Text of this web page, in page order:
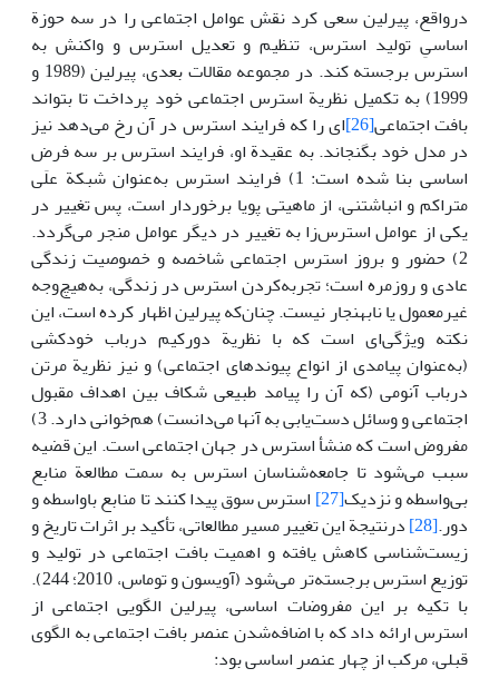
درواقع، پیرلین سعی کرد نقش عوامل اجتماعی را در سه حوزة
اساسیِ تولید استرس، تنظیم و تعدیل استرس و واکنش به
استرس برجسته کند. در مجموعه مقالات بعدی، پیرلین (1989 و
1999) به تکمیل نظریة استرس اجتماعی خود پرداخت تا بتواند
بافت اجتماعی[26]
‌ای را که فرایند استرس در آن رخ می‌دهد نیز
در مدل خود بگنجاند. به عقیدة او، فرایند استرس بر سه فرض
اساسی بنا شده است: 1) فرایند استرس به‌عنوان شبکة علَی
متراکم و انباشتنی، از ماهیتی پویا برخوردار است، پس تغییر در
یکی از عوامل استرس‌زا به تغییر در دیگر عوامل منجر می‌گردد.
2) حضور و بروز استرس اجتماعی شاخصه و خصوصیت زندگی
عادی و روزمره است؛ تجربه‌کردن استرس در زندگی، به‌هیچ‌وجه
غیرمعمول یا نابهنجار نیست. چنان‌که پیرلین اظهار کرده است، این
نکته ویژگی‌ای است که با نظریة دورکیم درباب خودکشی
(به‌عنوان پیامدی از انواع پیوندهای اجتماعی) و نیز نظریة مرتن
درباب آنومی (که آن را پیامد طبیعی شکاف بین اهداف مقبول
اجتماعی و وسائل دست‌یابی به آنها می‌دانست) هم‌خوانی دارد. 3)
مفروض است که منشأ استرس در جهان اجتماعی است. این قضیه
سبب می‌شود تا جامعه‌شناسان استرس به سمت مطالعة منابع
بی‌واسطه و نزدیک[27]
استرس سوق پیدا کنند تا منابع باواسطه و
دور.[28]
درنتیجة این تغییر مسیر مطالعاتی، تأکید بر اثرات تاریخ و
زیست‌شناسی کاهش یافته و اهمیت بافت اجتماعی در تولید و
توزیع استرس برجسته‌تر می‌شود (آویسون و توماس، 2010؛ 244).
با تکیه بر این مفروضات اساسی، پیرلین الگویی اجتماعی از
استرس ارائه داد که با اضافه‌شدن عنصر بافت اجتماعی به الگوی
قبلی، مرکب از چهار عنصر اساسی بود: